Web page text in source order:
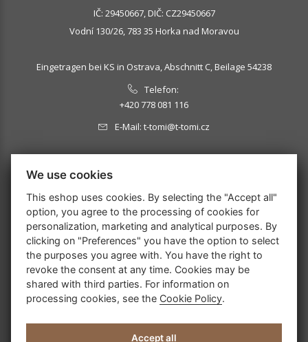
IČ: 29450667, DIČ: CZ29450667
Vodní 130/26, 783 35 Horka nad Moravou
Eingetragen bei KS in Ostrava, Abschnitt C, Beilage 54238
Telefon:
+420 778 081 116
E-Mail: t-tomi@t-tomi.cz
OK
We use cookies
This eshop uses cookies. By selecting the "Accept all"
option, you agree to the processing of cookies for
personalization, marketing and analytical purposes. By
clicking on "Preferences" you have the option to select
the purposes you agree with. You have the right to
revoke the consent at any time. Cookies may be
shared with third parties. For information on
processing cookies, see the Cookie Policy.
Accept all